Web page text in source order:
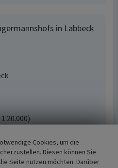
in Labbeck
Cookies, um die
Diesen können Sie
Seite nutzen möchten. Darüber